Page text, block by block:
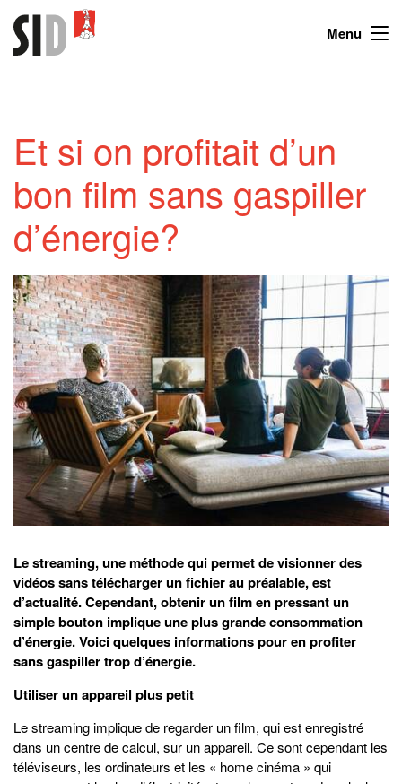
Menu
Et si on profitait d’un
bon film sans gaspiller
d’énergie?
Le streaming, une méthode qui permet de visionner des
vidéos sans télécharger un fichier au préalable, est
d’actualité. Cependant, obtenir un film en pressant un
simple bouton implique une plus grande consommation
d’énergie. Voici quelques informations pour en profiter
sans gaspiller trop d’énergie.
Utiliser un appareil plus petit
Le streaming implique de regarder un film, qui est enregistré
dans un centre de calcul, sur un appareil. Ce sont cependant les
téléviseurs, les ordinateurs et les « home cinéma » qui